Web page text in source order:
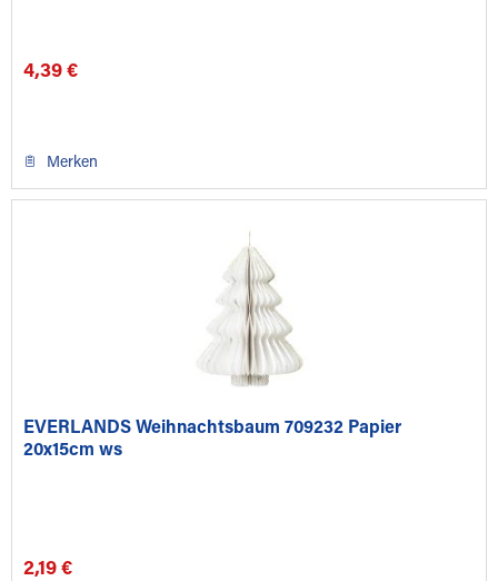
4,39 €
Merken
EVERLANDS Weihnachtsbaum 709232 Papier
20x15cm ws
2,19 €